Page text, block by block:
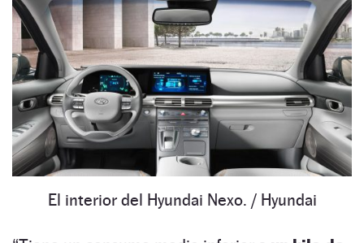
El interior del Hyundai Nexo. / Hyundai